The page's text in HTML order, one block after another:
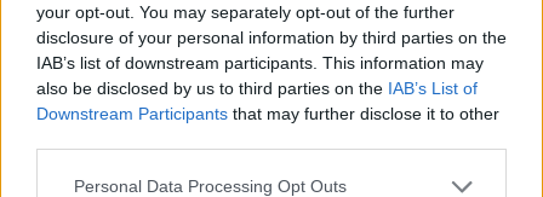
your opt-out. You may separately opt-out of the further
disclosure of your personal information by third parties on the
IAB’s list of downstream participants. This information may
also be disclosed by us to third parties on the IAB’s List of
Downstream Participants that may further disclose it to other
Please note that this website/app uses one or more Google
Personal Data Processing Opt Outs
Fotó: Szécsi István / Velvet #14
Jön még kép!